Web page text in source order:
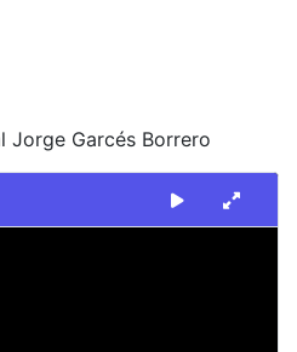
Jorge Garcés Borrero